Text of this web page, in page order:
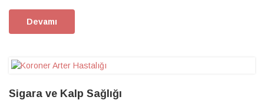
Devamı
Sigara ve Kalp Sağlığı